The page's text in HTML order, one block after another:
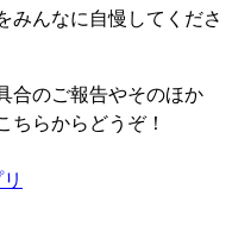
みんなに自慢してくださ
合のご報告やそのほか
ちらからどうぞ！